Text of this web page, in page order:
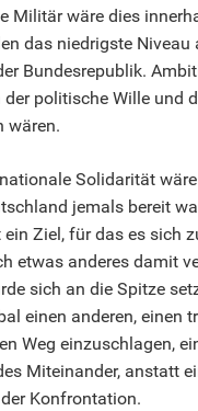
Militär wäre dies
das niedrigste Niveau
Bundesrepublik.
der politische Wille und
wären.
Solidarität
jemals bereit
ein Ziel, für das es sich
etwas anderes damit
sich an die Spitze
einen anderen, einen
Weg einzuschlagen,
Miteinander, anstatt
Konfrontation.